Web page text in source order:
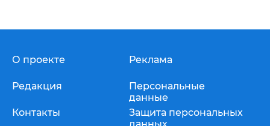
О проекте
Редакция
Контакты
Реклама
Персональные
данные
Защита персональных